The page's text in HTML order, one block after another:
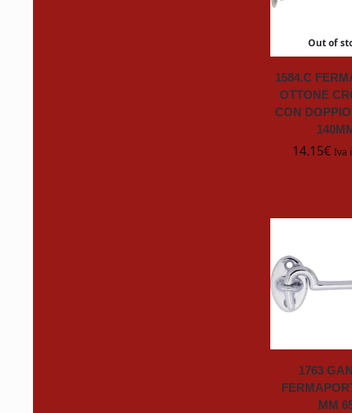
Out of
1584.C
OTTONE
CON
14.15€ Iva
1763
MM